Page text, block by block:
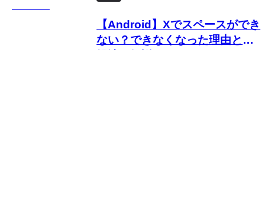
【Android】Xでスペースができ
ない？できなくなった理由と対